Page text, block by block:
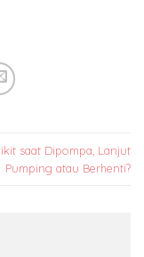
saat Dipompa, Lanjut
Pumping atau Berhenti?